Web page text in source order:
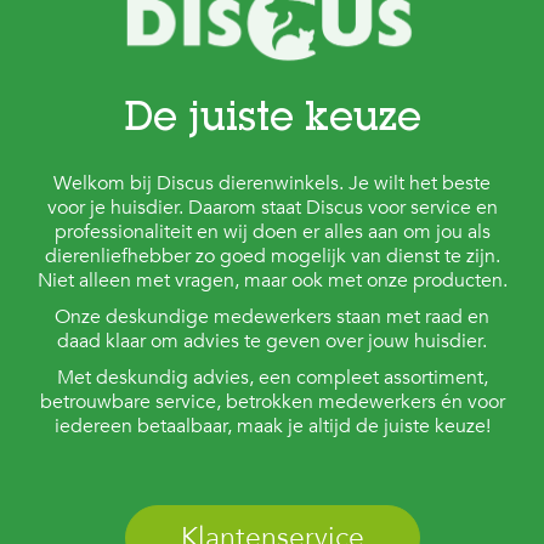
De juiste keuze
Welkom bij Discus dierenwinkels. Je wilt het beste
voor je huisdier. Daarom staat Discus voor service en
professionaliteit en wij doen er alles aan om jou als
dierenliefhebber zo goed mogelijk van dienst te zijn.
Niet alleen met vragen, maar ook met onze producten.
Onze deskundige medewerkers staan met raad en
daad klaar om advies te geven over jouw huisdier.
Met deskundig advies, een compleet assortiment,
betrouwbare service, betrokken medewerkers én voor
iedereen betaalbaar, maak je altijd de juiste keuze!